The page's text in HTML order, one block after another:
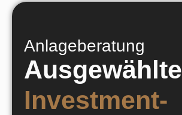
Anlageberatung
Ausgewählte
Investment-